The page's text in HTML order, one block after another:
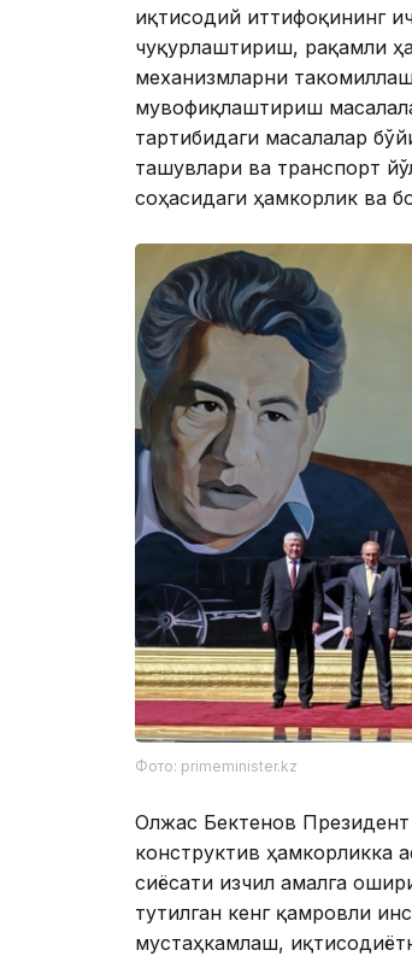
иқтисодий иттифоқининг
чуқурлаштириш, рақамли
механизмларни
мувофиқлаштириш
тартибидаги масалалар
ташувлари ва транспорт
соҳасидаги ҳамкорлик ва
Фото: primeminister.kz
Олжас Бектенов Президент
конструктив ҳамкорликка
сиёсати изчил амалга
тутилган кенг қамровли
мустаҳкамлаш,